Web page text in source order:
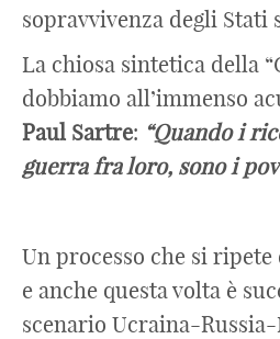
sopravvivenza degli Stati
La chiosa sintetica della
dobbiamo all’immenso
Paul Sartre: “Quando i
guerra fra loro, sono i
Un processo che si
e anche questa volta è
scenario Ucraina-